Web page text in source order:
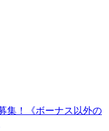
集！《ボーナス以外の